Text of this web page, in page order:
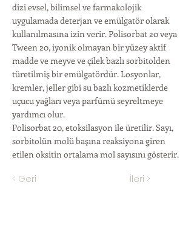
dizi evsel, bilimsel ve farmakolojik
uygulamada deterjan ve emülgatör olarak
kullanılmasına izin verir. Polisorbat 20 veya
Tween 20, iyonik olmayan bir yüzey aktif
madde ve meyve ve çilek bazlı sorbitolden
türetilmiş bir emülgatördür. Losyonlar,
kremler, jeller gibi su bazlı kozmetiklerde
uçucu yağları veya parfümü seyreltmeye
yardımcı olur.
Polisorbat 20, etoksilasyon ile üretilir. Sayı,
sorbitolün molü başına reaksiyona giren
etilen oksitin ortalama mol sayısını gösterir.
< Geri İleri >